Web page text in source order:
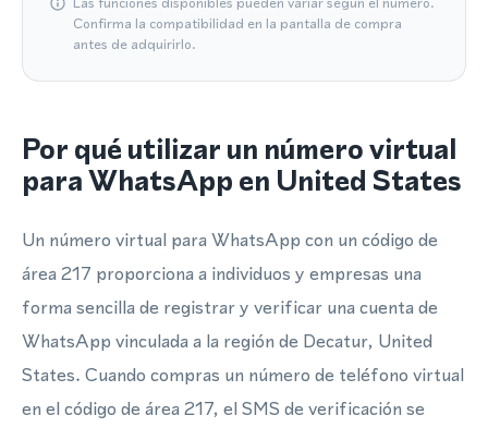
Confirma la compatibilidad en la pantalla de compra
antes de adquirirlo.
Por qué utilizar un número virtual
para WhatsApp en United States
Un número virtual para WhatsApp con un código de
área 217 proporciona a individuos y empresas una
forma sencilla de registrar y verificar una cuenta de
WhatsApp vinculada a la región de Decatur, United
States. Cuando compras un número de teléfono virtual
en el código de área 217, el SMS de verificación se